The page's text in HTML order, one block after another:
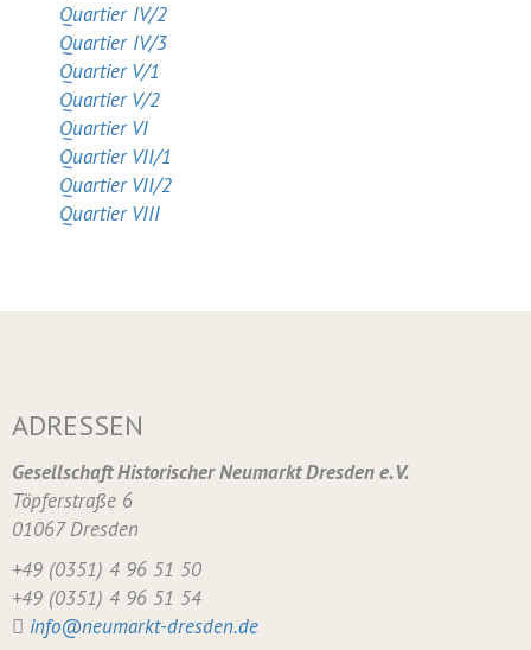
Quartier IV/2
Quartier IV/3
Quartier V/1
Quartier V/2
Quartier VI
Quartier VII/1
Quartier VII/2
Quartier VIII
ADRESSEN
Gesellschaft Historischer Neumarkt Dresden e. V.
Töpferstraße 6
01067 Dresden
+49 (0351) 4 96 51 50
+49 (0351) 4 96 51 54
info@neumarkt-dresden.de